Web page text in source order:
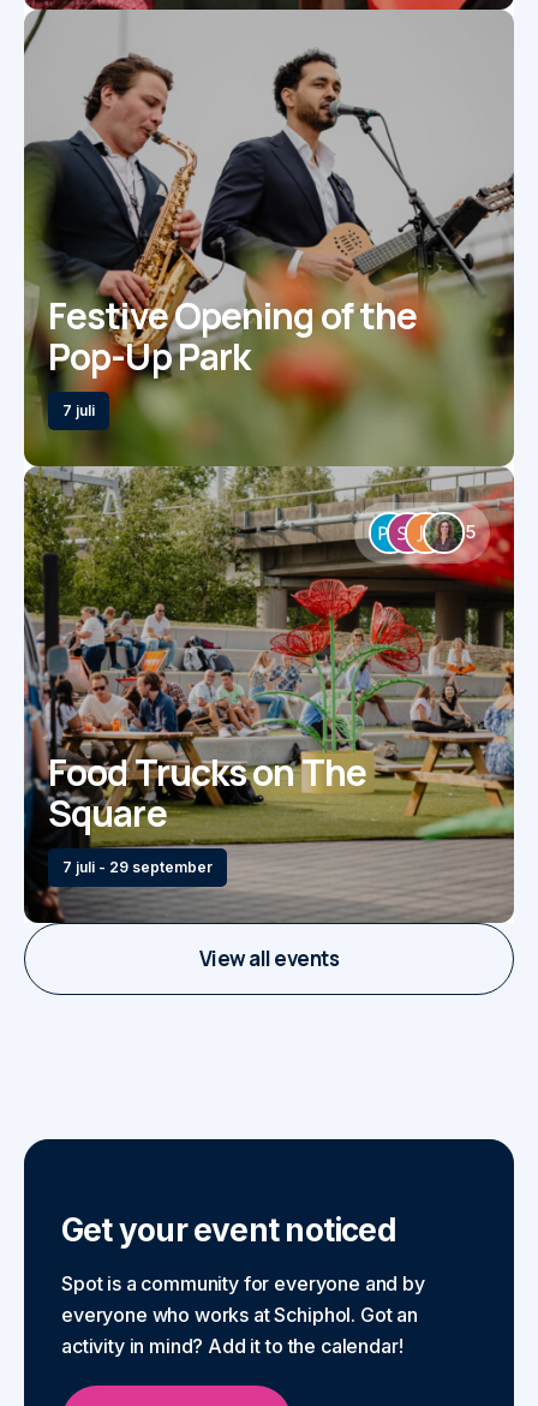
View all events
Festive Opening of the
Pop-Up Park
7 juli
5
Food Trucks on The
Square
7 juli - 29 september
Get your event noticed
Spot is a community for everyone and by
everyone who works at Schiphol. Got an
activity in mind? Add it to the calendar!